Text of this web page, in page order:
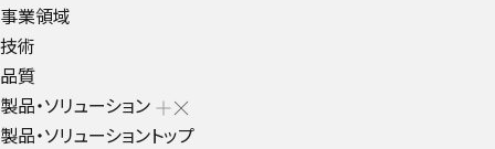
事業領域
技術
品質
製品・ソリューション
製品・ソリューショントップ